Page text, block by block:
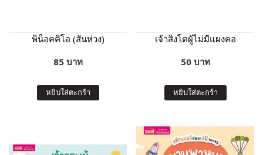
พิน็อคคิโอ (สันห่วง)
85 บาท
หยิบใส่ตะกร้า
เจ้าสิงโตผู้ไม่มีแผงคอ
50 บาท
หยิบใส่ตะกร้า